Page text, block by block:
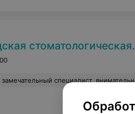
поликлиника № 2 (Филиал Уз Бгсп №1)
тактичный, неоднократно обращался к ней и получал квалифицированную помощь. Успехов